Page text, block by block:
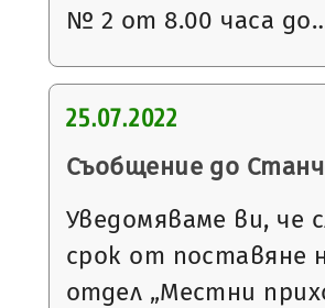
№ 2 от 8.00 часа
25.07.2022
Съобщение до
Уведомяваме ви, че
срок от поставяне
отдел „Местни